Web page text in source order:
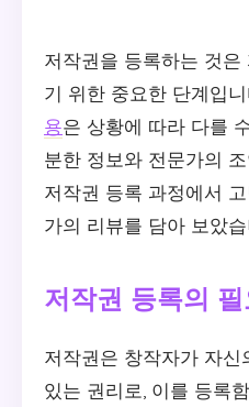
저작권을 등록하는 것
기 위한 중요한 단계입
용은 상황에 따라 다를
분한 정보와 전문가의
저작권 등록 과정에서
가의 리뷰를 담아 보았습
저작권 등록의 필
저작권은 창작자가 자
있는 권리로, 이를 등록